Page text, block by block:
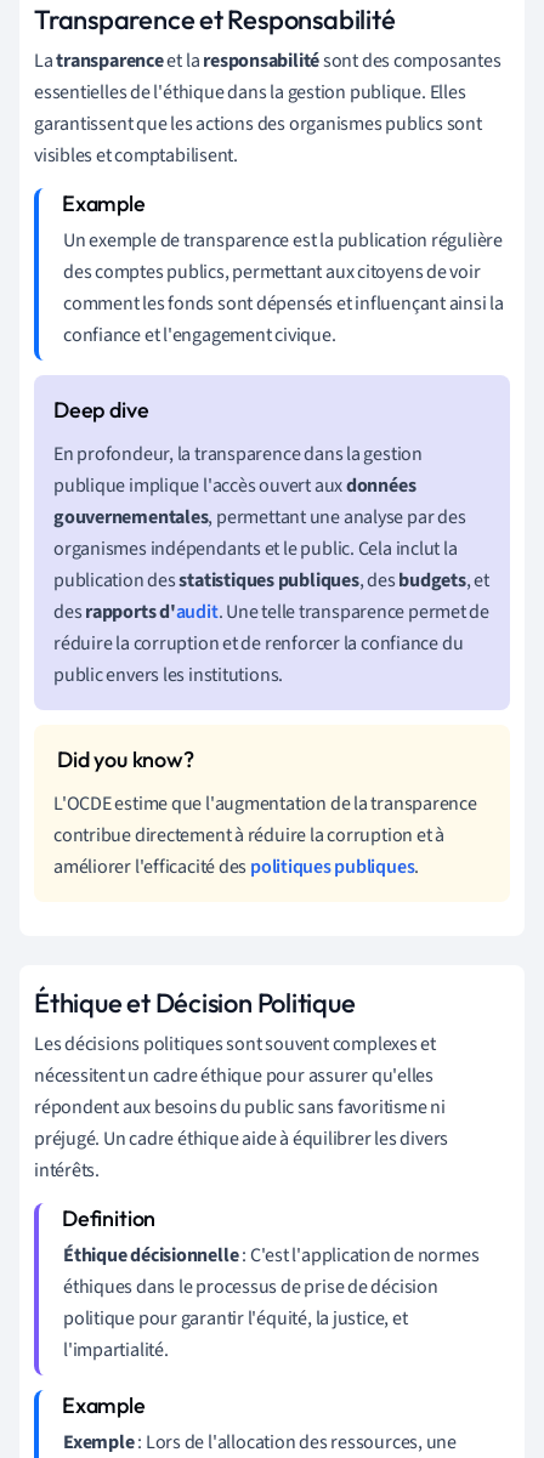
Transparence et Responsabilité
Latransparenceet laresponsabilitésont des composantes
essentielles de l'éthique dans la gestion publique. Elles
garantissent que les actions des organismes publics sont
visibles et comptabilisent.
Un exemple de transparence est la publication régulière
des comptes publics, permettant aux citoyens de voir
comment les fonds sont dépensés et influençant ainsi la
confiance et l'engagement civique.
En profondeur, la transparence dans la gestion
publique implique l'accès ouvert auxdonnées
gouvernementales, permettant une analyse par des
organismes indépendants et le public. Cela inclut la
publication desstatistiques publiques, desbudgets, et
desrapports d'audit. Une telle transparence permet de
réduire la corruption et de renforcer la confiance du
public envers les institutions.
L'OCDE estime que l'augmentation de la transparence
contribue directement à réduire la corruption et à
améliorer l'efficacité despolitiques publiques.
Éthique et Décision Politique
Les décisions politiques sont souvent complexes et
nécessitent un cadre éthique pour assurer qu'elles
répondent aux besoins du public sans favoritisme ni
préjugé. Un cadre éthique aide à équilibrer les divers
intérêts.
Éthique décisionnelle: C'est l'application de normes
éthiques dans le processus de prise de décision
politique pour garantir l'équité, la justice, et
l'impartialité.
Exemple: Lors de l'allocation des ressources, une